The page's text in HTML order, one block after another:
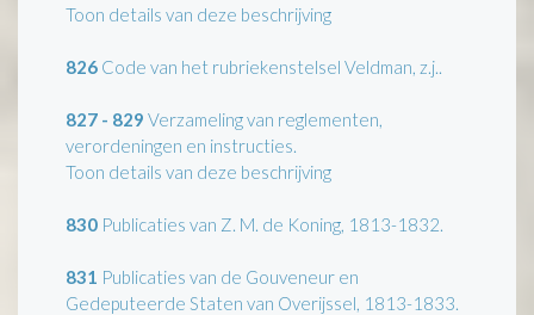
Toon details van deze beschrijving
826 Code van het rubriekenstelsel Veldman, z.j..
827 - 829 Verzameling van reglementen,
verordeningen en instructies.
Toon details van deze beschrijving
830 Publicaties van Z. M. de Koning, 1813-1832.
831 Publicaties van de Gouveneur en
Gedeputeerde Staten van Overijssel, 1813-1833.